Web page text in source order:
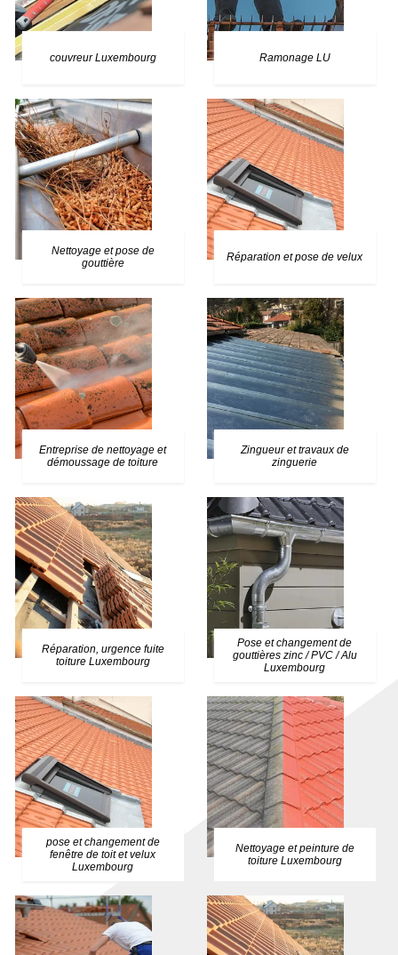
couvreur Luxembourg Ramonage LU
Nettoyage et pose de
gouttière
Réparation et pose de velux
Entreprise de nettoyage et
démoussage de toiture
Zingueur et travaux de
zinguerie
Réparation, urgence fuite
toiture Luxembourg
Pose et changement de
gouttières zinc / PVC / Alu
Luxembourg
pose et changement de
fenêtre de toit et velux
Luxembourg
Nettoyage et peinture de
toiture Luxembourg